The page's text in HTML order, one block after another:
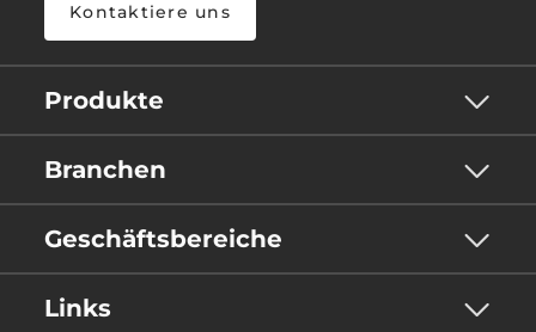
Kontaktiere uns
Produkte
Branchen
Geschäftsbereiche
Links